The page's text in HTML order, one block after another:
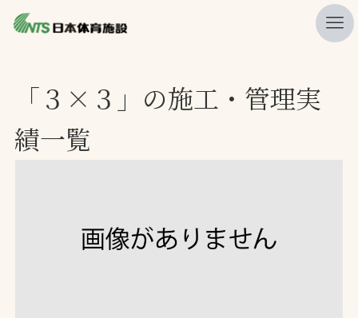
ニュース
プレスリリース
施工・管理実績一覧
「３×３」の施工・管理実
績一覧